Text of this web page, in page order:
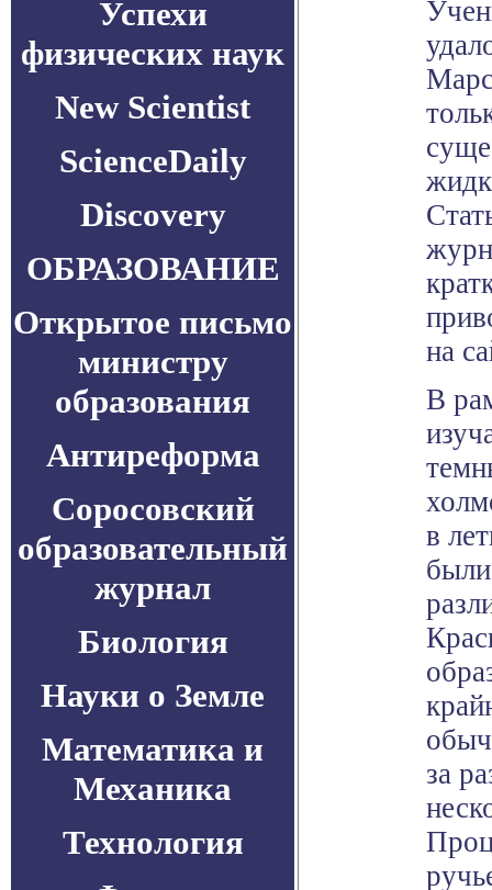
Успехи
физических наук
New Scientist
ScienceDaily
Discovery
ОБРАЗОВАНИЕ
Открытое письмо
министру
образования
Антиреформа
Соросовский
образовательный
журнал
Биология
Науки о Земле
Математика и
Механика
Технология
на
В
в
за